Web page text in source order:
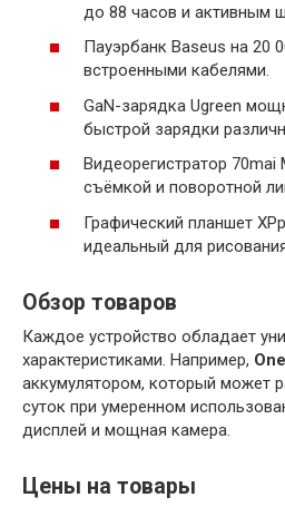
до 88 часов и активным
Пауэрбанк Baseus на 20
встроенными кабелями.
GaN-зарядка Ugreen
быстрой зарядки
Видеорегистратор 70mai
съёмкой и поворотной
Графический планшет
идеальный для
Обзор товаров
Каждое устройство обладает
характеристиками. Например,
аккумулятором, который может
суток при умеренном
дисплей и мощная камера.
Цены на товары